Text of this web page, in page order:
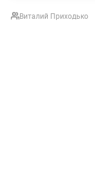
Виталий Приходько